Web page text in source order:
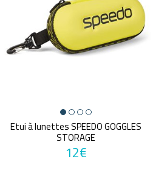
Etui à lunettes SPEEDO GOGGLES
STORAGE
12€